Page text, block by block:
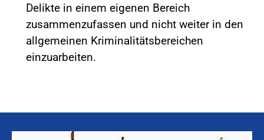
Delikte in einem eigenen Bereich
zusammenzufassen und nicht weiter in den
allgemeinen Kriminalitätsbereichen
einzuarbeiten.